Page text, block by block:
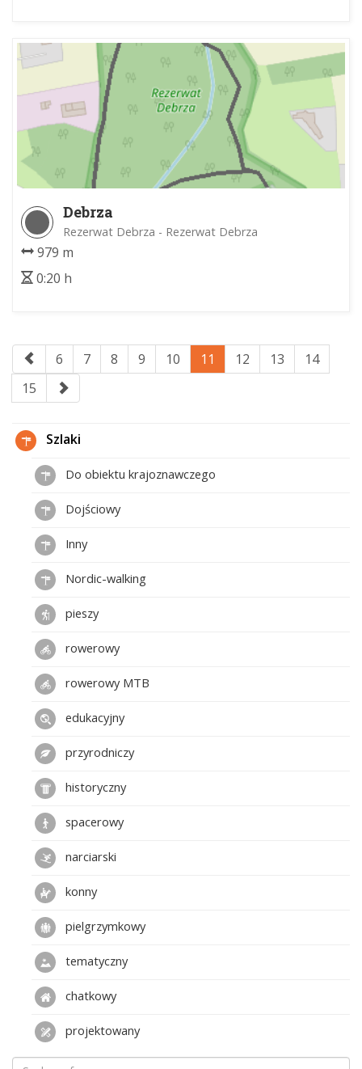
Debrza
Rezerwat Debrza - Rezerwat Debrza
979 m
0:20 h
6 7 8 9 10 11 12 13
14
15
Szlaki
Do obiektu krajoznawczego
Dojściowy
Inny
Nordic-walking
pieszy
rowerowy
rowerowy MTB
edukacyjny
przyrodniczy
historyczny
spacerowy
narciarski
konny
pielgrzymkowy
tematyczny
chatkowy
projektowany